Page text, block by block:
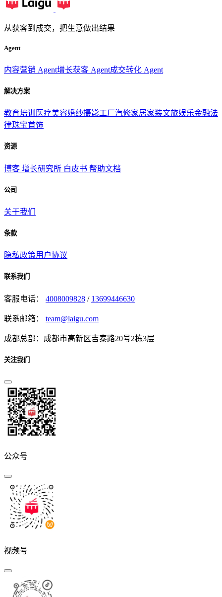
从获客到成交，把生意做出结果
Agent
内容营销 Agent增长获客 Agent成交转化 Agent
解决方案
教育培训 医疗美容婚纱摄影工厂汽修家居家装文旅娱乐金融法
律珠宝首饰
资源
博客 增长研究所 白皮书 帮助文档
公司
关于我们
条款
隐私政策用户协议
联系我们
客服电话： 4008009828 / 13699446630
联系邮箱： team@laigu.com
成都总部：成都市高新区吉泰路20号2栋3层
关注我们
公众号
视频号